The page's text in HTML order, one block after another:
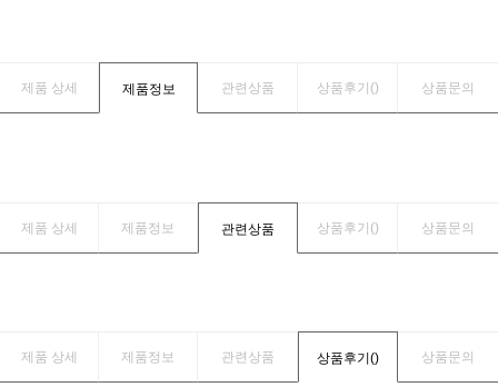
제품 상세 제품정보 관련상품 상품후기() 상품문의
제품 상세 제품정보 관련상품 상품후기() 상품문의
제품 상세 제품정보 관련상품 상품후기() 상품문의